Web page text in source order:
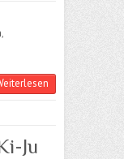
,
Ju